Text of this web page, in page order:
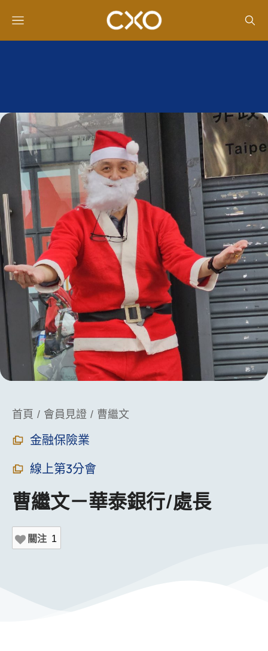
You are here:
首頁 會員見證 曹繼文
金融保險業
線上第3分會
曹繼文－華泰銀行/處長
關注 1